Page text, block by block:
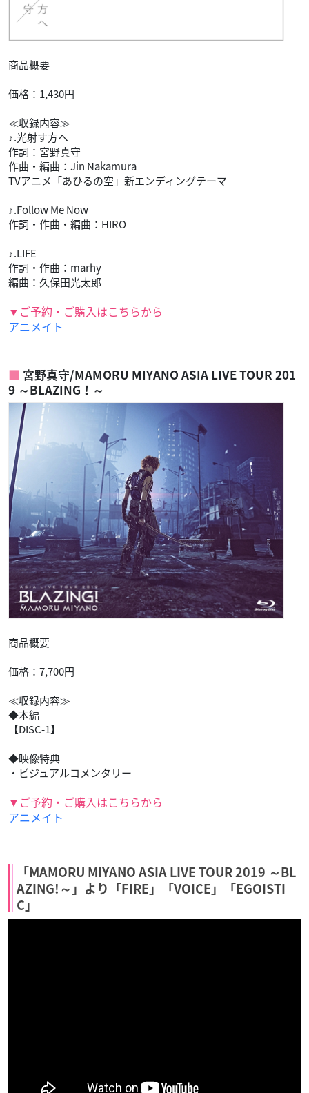
商品概要
価格：1,430円
≪収録内容≫
♪.光射す方へ
作詞：宮野真守
作曲・編曲：Jin Nakamura
TVアニメ「あひるの空」新エンディングテーマ
♪.Follow Me Now
作詞・作曲・編曲：HIRO
♪.LIFE
作詞・作曲：marhy
編曲：久保田光太郎
▼ご予約・ご購入はこちらから
アニメイト
宮野真守/MAMORU MIYANO ASIA LIVE TOUR 201
9 ～BLAZING！～
商品概要
価格：7,700円
≪収録内容≫
◆本編
【DISC-1】
◆映像特典
・ビジュアルコメンタリー
▼ご予約・ご購入はこちらから
アニメイト
「MAMORU MIYANO ASIA LIVE TOUR 2019 ～BL
AZING!～」より「FIRE」「VOICE」「EGOISTI
C」